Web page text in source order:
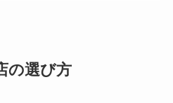
の選び方